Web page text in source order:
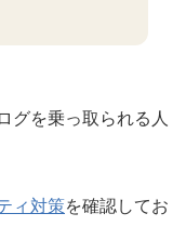
グを乗っ取られる人
ィ対策を確認してお